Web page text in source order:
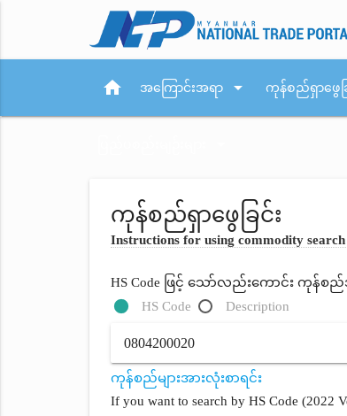
home အကြောင်းအရာ arrow_drop_down ကုန်စည်ရှာဖွေခ
ကုန်စည်ရှာဖွေခြင်း
Instructions for using commodity
HS Code ဖြင့် သော်လည်းကောင်း ကုန်
HS Code
Description
ကုန်စည်များအားလုံးစာရင်း
If you want to search by HS Code (2022